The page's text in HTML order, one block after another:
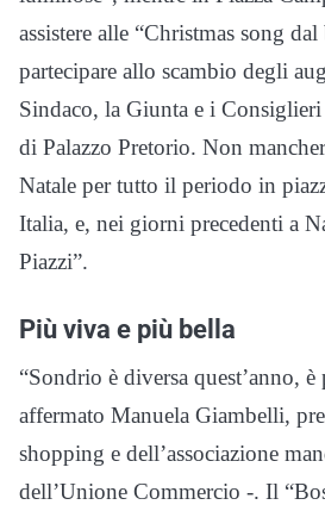
assistere alle “Christmas song
partecipare allo scambio degli
Sindaco, la Giunta e i
di Palazzo Pretorio. Non
Natale per tutto il periodo in
Italia, e, nei giorni precedenti a
Piazzi”.
Più viva e più bella
“Sondrio è diversa quest’anno,
affermato Manuela Giambelli,
shopping e dell’associazione
dell’Unione Commercio -. Il